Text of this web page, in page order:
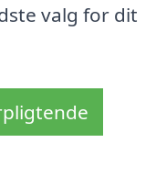
valg for dit